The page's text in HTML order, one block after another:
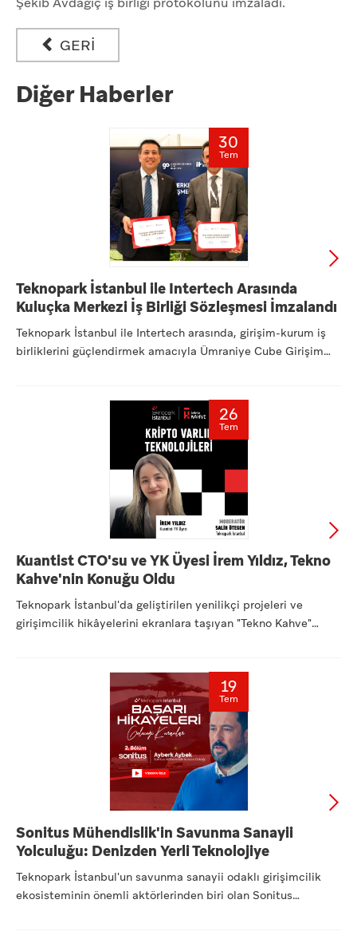
GERİ
Diğer Haberler
30
Tem
Teknopark İstanbul ile Intertech Arasında
Kuluçka Merkezi İş Birliği Sözleşmesi İmzalandı
Teknopark İstanbul ile Intertech arasında, girişim-kurum iş
birliklerini güçlendirmek amacıyla Ümraniye Cube Girişim
26
Tem
Kuantist CTO'su ve YK Üyesi İrem Yıldız, Tekno
Kahve'nin Konuğu Oldu
Teknopark İstanbul'da geliştirilen yenilikçi projeleri ve
girişimcilik hikâyelerini ekranlara taşıyan "Tekno Kahve"
19
Tem
Sonitus Mühendislik'in Savunma Sanayii
Yolculuğu: Denizden Yerli Teknolojiye
Teknopark İstanbul'un savunma sanayii odaklı girişimcilik
ekosisteminin önemli aktörlerinden biri olan Sonitus